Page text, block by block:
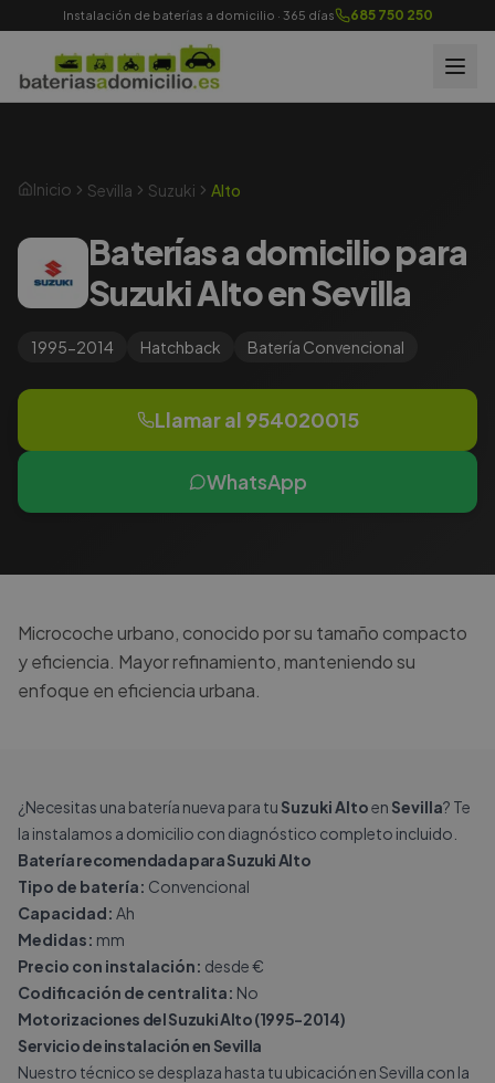
Instalación de baterías a domicilio · 365 días 685 750 250
Inicio Sevilla Suzuki Alto
Baterías a domicilio para
Suzuki Alto en Sevilla
1995-2014 Hatchback Batería Convencional
Llamar al 954020015
WhatsApp
Microcoche urbano, conocido por su tamaño compacto
y eficiencia. Mayor refinamiento, manteniendo su
enfoque en eficiencia urbana.
¿Necesitas una batería nueva para tu Suzuki Altoen Sevilla? Te
la instalamos a domicilio con diagnóstico completo incluido.
Batería recomendada para Suzuki Alto
Tipo de batería: Convencional
Capacidad: Ah
Medidas: mm
Precio con instalación: desde €
Codificación de centralita: No
Motorizaciones del Suzuki Alto (1995-2014)
Servicio de instalación en Sevilla
Nuestro técnico se desplaza hasta tu ubicación en Sevilla con la